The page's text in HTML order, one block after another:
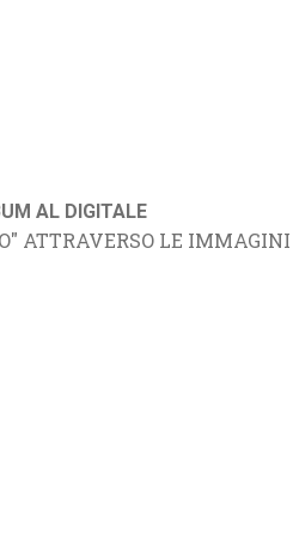
AL DIGITALE
ATTRAVERSO LE IMMAGINI